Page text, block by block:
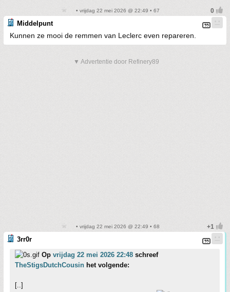
• vrijdag 22 mei 2026 @ 22:49 • 67
Middelpunt
Kunnen ze mooi de remmen van Leclerc even repareren.
▼ Advertentie door Refinery89
• vrijdag 22 mei 2026 @ 22:49 • 68
3rr0r
Op vrijdag 22 mei 2026 22:48 schreef
TheStigsDutchCousin het volgende:
[..]